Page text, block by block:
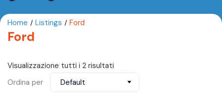
Home Listings Ford
Ford
Visualizzazione tutti i 2 risultati
Ordina per
Default